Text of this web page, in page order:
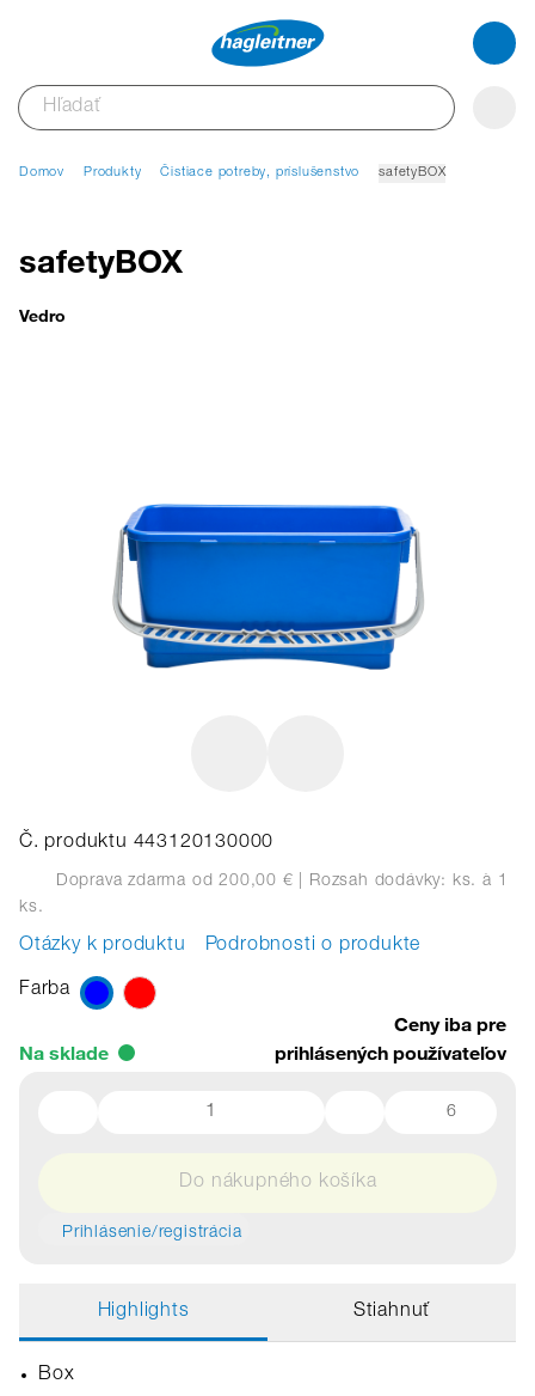
Domov Produkty Čistiace potreby, príslušenstvo safetyBOX
safetyBOX
Vedro
Č. produktu 443120130000
Doprava zdarma od 200,00 € | Rozsah dodávky: ks. à 1
ks.
Otázky k produktu Podrobnosti o produkte
Farba
Na sklade
Ceny iba pre
prihlásených používateľov
6
Do nákupného košíka
Prihlásenie/registrácia
Highlights Stiahnuť
Box